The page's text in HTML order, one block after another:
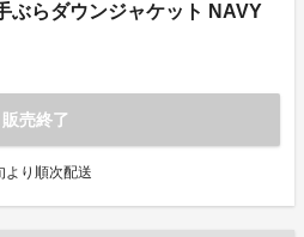
ぶらダウンジャケット NAVY
販売終了
より順次配送